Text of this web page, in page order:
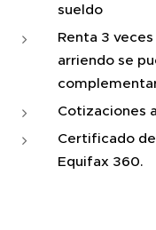
sueldo
Renta 3
arriendo se
Cotizaciones
Certificado
Equifax 360.